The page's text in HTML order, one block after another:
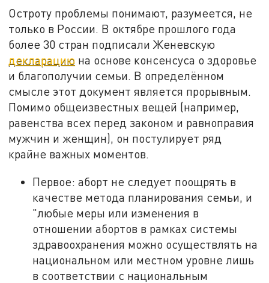
Остроту проблемы понимают, разумеется, не
только в России. В октябре прошлого года
более 30 стран подписали Женевскую
декларацию на основе консенсуса о здоровье
и благополучии семьи. В определённом
смысле этот документ является прорывным.
Помимо общеизвестных вещей (например,
равенства всех перед законом и равноправия
мужчин и женщин), он постулирует ряд
крайне важных моментов.
Первое: аборт не следует поощрять в
качестве метода планирования семьи, и
"любые меры или изменения в
отношении абортов в рамках системы
здравоохранения можно осуществлять на
национальном или местном уровне лишь
в соответствии с национальным